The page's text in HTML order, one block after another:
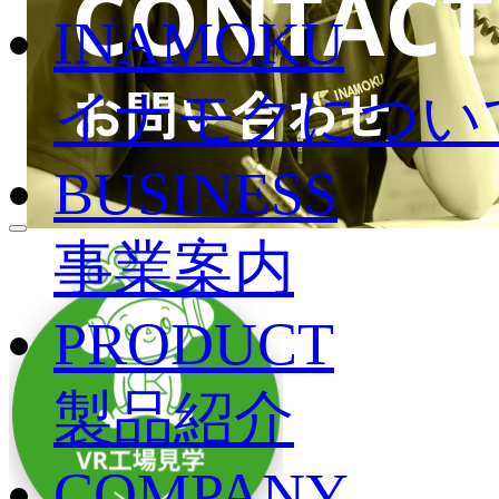
INAMOKU
イナモクについ
BUSINESS
事業案内
PRODUCT
製品紹介